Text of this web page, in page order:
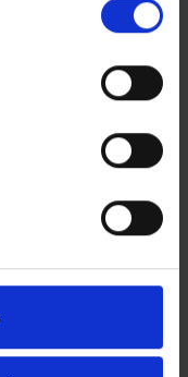
- ALICANTE